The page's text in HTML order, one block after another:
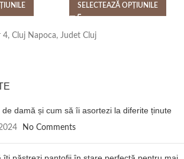
SELECTEAZĂ OPȚIUNILE
Cluj Napoca, Judet Cluj
de damă și cum să îi asortezi la diferite ținute
No Comments